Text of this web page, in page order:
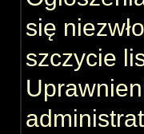
się
szczycie